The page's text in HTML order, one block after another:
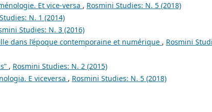
Et vice-versa , Rosmini Studies: N. 5 (2018)
N. 1 (2014)
Studies: N. 3 (2016)
dans l’époque contemporaine et numérique , Rosmini
, Rosmini Studies: N. 2 (2015)
E viceversa , Rosmini Studies: N. 5 (2018)